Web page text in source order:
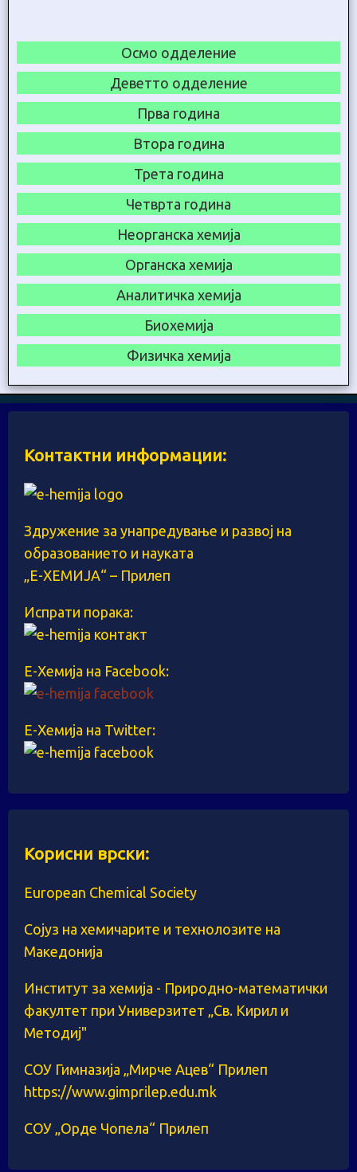
Осмо одделение
Деветто одделение
Прва година
Втора година
Трета година
Четврта година
Неорганска хемија
Органска хемија
Аналитичка хемија
Биохемија
Физичка хемија
Контактни информации:
Здружение за унапредување и развој на
образованието и науката
„Е-ХЕМИЈА“ – Прилеп
Испрати порака:
Е-Хемија на Facebook:
Е-Хемија на Twitter:
Корисни врски:
European Chemical Society
Сојуз на хемичарите и технолозите на
Македонија
Институт за хемија - Природно-математички
факултет при Универзитет „Св. Кирил и
Методиј"
СОУ Гимназија „Мирче Ацев“ Прилеп
https://www.gimprilep.edu.mk
СОУ „Орде Чопела“ Прилеп